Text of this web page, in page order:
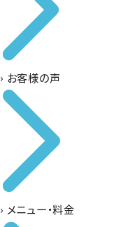
› お客様の声
› メニュー・料金